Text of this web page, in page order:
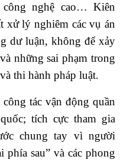
nghệ cao… Kiên
xử lý nghiêm các vụ án
dư luận, không để xảy
những sai phạm trong
thi hành pháp luật.
tác vận động quần
tích cực tham gia
chung tay vì người
sau” và các phong